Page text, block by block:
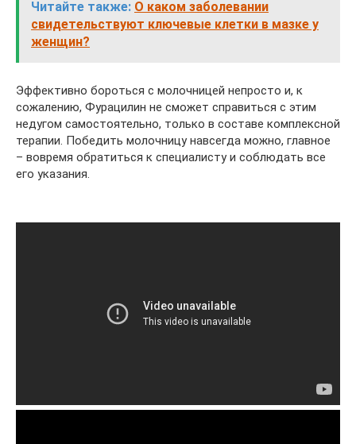
Читайте также: О каком заболевании
свидетельствуют ключевые клетки в мазке у
женщин?
Эффективно бороться с молочницей непросто и, к
сожалению, Фурацилин не сможет справиться с этим
недугом самостоятельно, только в составе комплексной
терапии. Победить молочницу навсегда можно, главное
– вовремя обратиться к специалисту и соблюдать все
его указания.